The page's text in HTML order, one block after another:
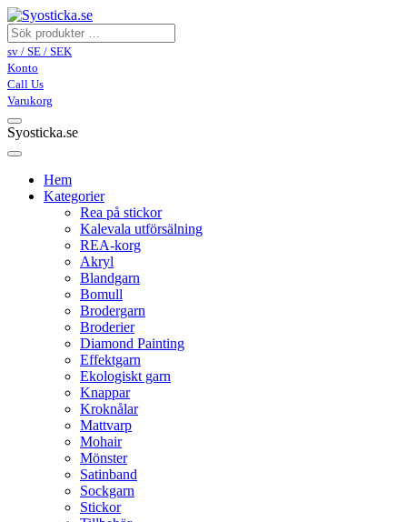
sv / SE / SEK
Konto
Call Us
Varukorg
Syosticka.se
Hem
Kategorier
Rea på stickor
Kalevala utförsälning
REA-korg
Akryl
Blandgarn
Bomull
Brodergarn
Broderier
Diamond Painting
Effektgarn
Ekologiskt garn
Knappar
Kroknålar
Mattvarp
Mohair
Mönster
Satinband
Sockgarn
Stickor